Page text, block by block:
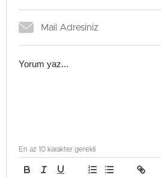
En az 10 karakter gerekli